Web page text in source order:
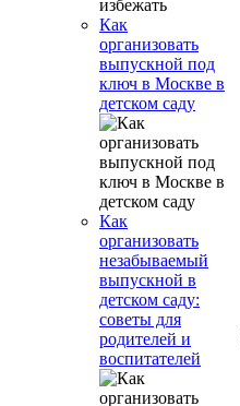
Как
организовать
выпускной под
ключ в Москве в
детском саду
Как
организовать
незабываемый
выпускной в
детском саду:
советы для
родителей и
воспитателей